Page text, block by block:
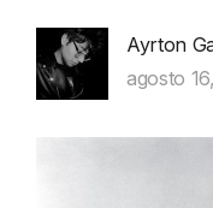
Ayrton
agosto